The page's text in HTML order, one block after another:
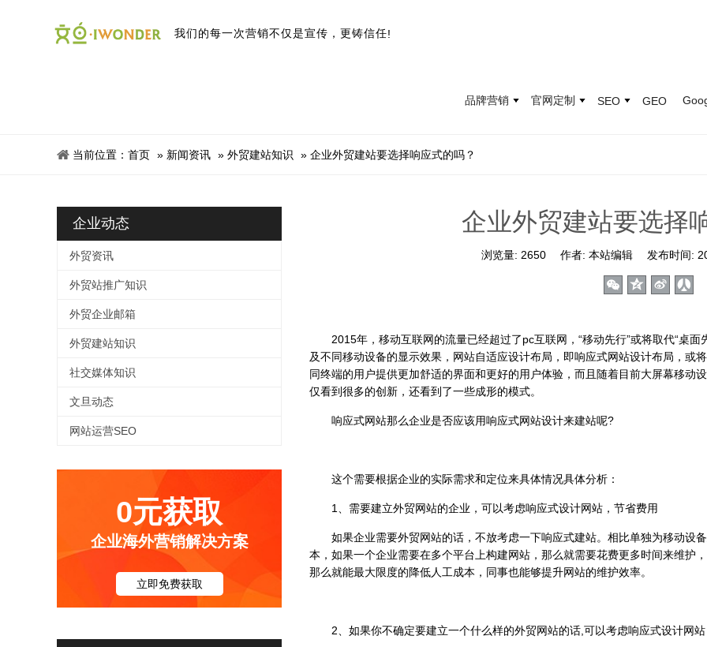
我们的每一次营销不仅是宣传 ，更铸信任!
品牌营销 官网定制 SEO GEO
当前位置： 首页 » 新闻资讯 » 外贸建站知识 » 企业外贸建站要选择响应式的吗？
企业动态
外贸资讯
外贸站推广知识
外贸企业邮箱
外贸建站知识
社交媒体知识
文旦动态
网站运营SEO
0元获取
企业海外营销解决方案
立即免费获取
企业外贸建站要选择
浏览量: 2650 作者: 本站编辑 发布时间:
2015年，移动互联网的流量已经超过了pc互联网，“移动先行”或将取代“桌面
及不同移动设备的显示效果，网站自适应设计布局，即响应式网站设计布局，或
同终端的用户提供更加舒适的界面和更好的用户体验，而且随着目前大屏幕移动
仅看到很多的创新，还看到了一些成形的模式。
响应式网站那么企业是否应该用响应式网站设计来建站呢?
这个需要根据企业的实际需求和定位来具体情况具体分析：
1、需要建立外贸网站的企业，可以考虑响应式设计网站，节省费用
如果企业需要外贸网站的话，不放考虑一下响应式建站。相比单独为移动设
本，如果一个企业需要在多个平台上构建网站，那么就需要花费更多时间来维护
那么就能最大限度的降低人工成本，同事也能够提升网站的维护效率。
2、如果你不确定要建立一个什么样的外贸网站的话,可以考虑响应式设计网站